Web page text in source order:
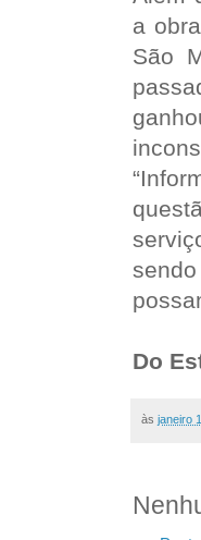
a
São
Do
às janeiro